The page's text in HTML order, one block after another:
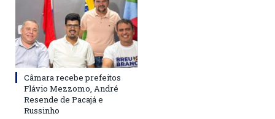
Câmara recebe prefeitos
Flávio Mezzomo, André
Resende de Pacajá e
Russinho